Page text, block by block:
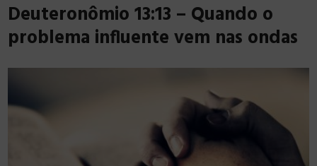
Deuteronômio 13:13 – Quando o
problema influente vem nas ondas